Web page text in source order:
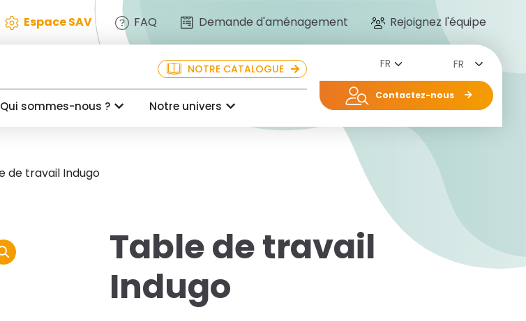
Espace SAV FAQ Demande d'aménagement Rejoignez l'équipe
NOTRE CATALOGUE
Qui sommes-nous ? Notre univers
FR
Contactez-nous
de travail Indugo
Table de travail
Indugo